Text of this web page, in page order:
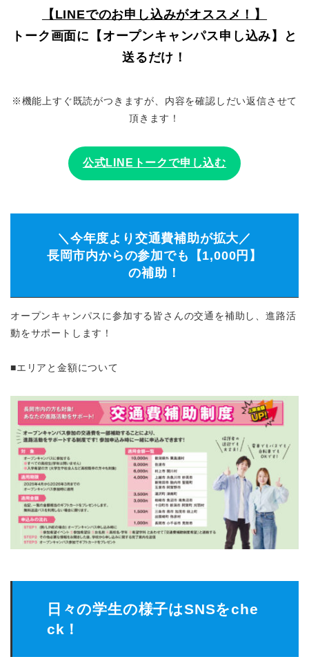
【LINEでのお申し込みがオススメ！】
トーク画面に【オープンキャンパス申し込み】と
送るだけ！
※機能上すぐ既読がつきますが、内容を確認しだい返信させて
頂きます！
公式LINEトークで申し込む
＼今年度より交通費補助が拡大／
長岡市内からの参加でも【1,000円】
の補助！
オープンキャンパスに参加する皆さんの交通を補助し、進路活
動をサポートします！
■エリアと金額について
日々の学生の様子はSNSをche
ck！